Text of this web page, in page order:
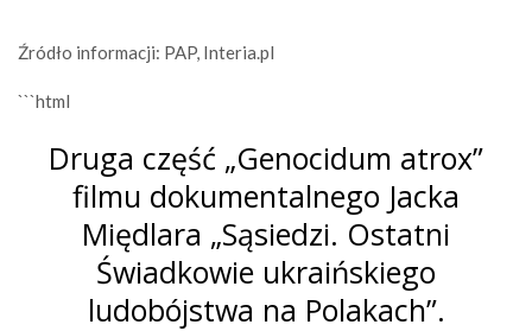
Źródło informacji: PAP, Interia.pl
```html
Druga część „Genocidum atrox”
filmu dokumentalnego Jacka
Międlara „Sąsiedzi. Ostatni
Świadkowie ukraińskiego
ludobójstwa na Polakach”.